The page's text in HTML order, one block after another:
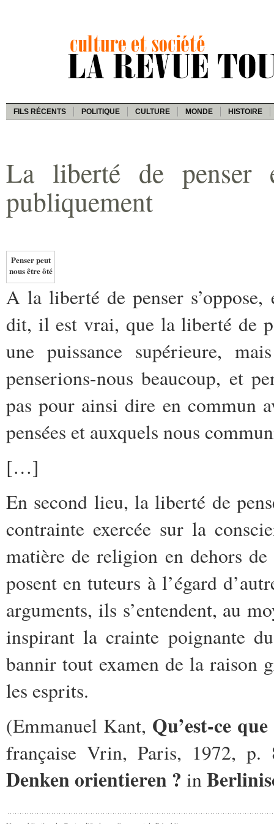
FILS RÉCENTS POLITIQUE CULTURE MONDE HISTOIRE
La liberté de penser
publiquement
Penser peut
nous être ôté
A la liberté de penser
dit, il est vrai, que la liberté de
une puissance supérieure,
penserions-nous beaucoup, et
pas pour ainsi dire en commun
pensées et auxquels nous
[…]
En second lieu, la liberté de
contrainte exercée sur la
matière de religion en dehors
posent en tuteurs à l’égard
arguments, ils s’entendent, au
inspirant la crainte poignante
bannir tout examen de la raison
les esprits.
(Emmanuel Kant, Qu’est-ce
française Vrin, Paris, 1972,
Denken orientieren ? in